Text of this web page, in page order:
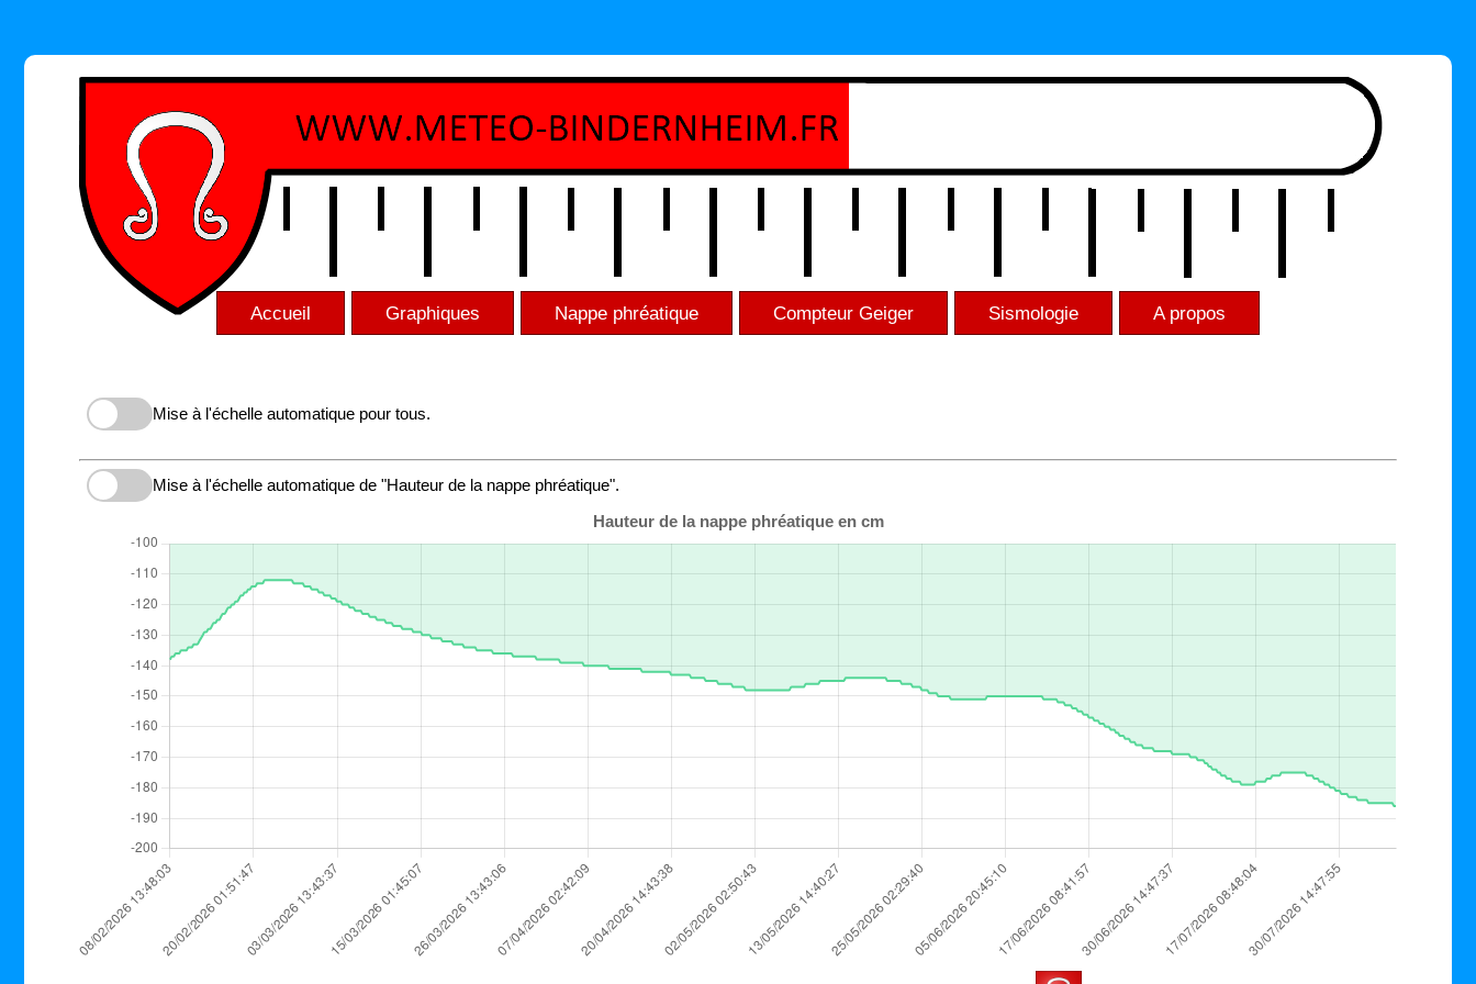
Accueil Graphiques Nappe phréatique Compteur Geiger Sismologie A propos
Mise à l'échelle automatique pour tous.
Mise à l'échelle automatique de "Hauteur de la nappe phréatique".